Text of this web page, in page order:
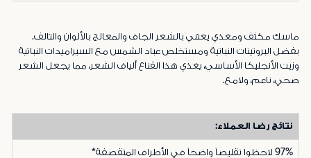
ماسك مكثف ومغذي يعتني بالشعر الجاف والمعالج بالألوان والتالف.
بفضل البروتينات النباتية ومستخلص عباد الشمس مع السيراميدات النباتية
وزيت الأنجليكا الأساسي، يغذي هذا القناع ألياف الشعر، مما يجعل الشعر
صحي، ناعم، ولامع.
نتائج رضا العملاء:
97% لاحظوا تقليصاً واضحاً في الأطراف المتقصفة*